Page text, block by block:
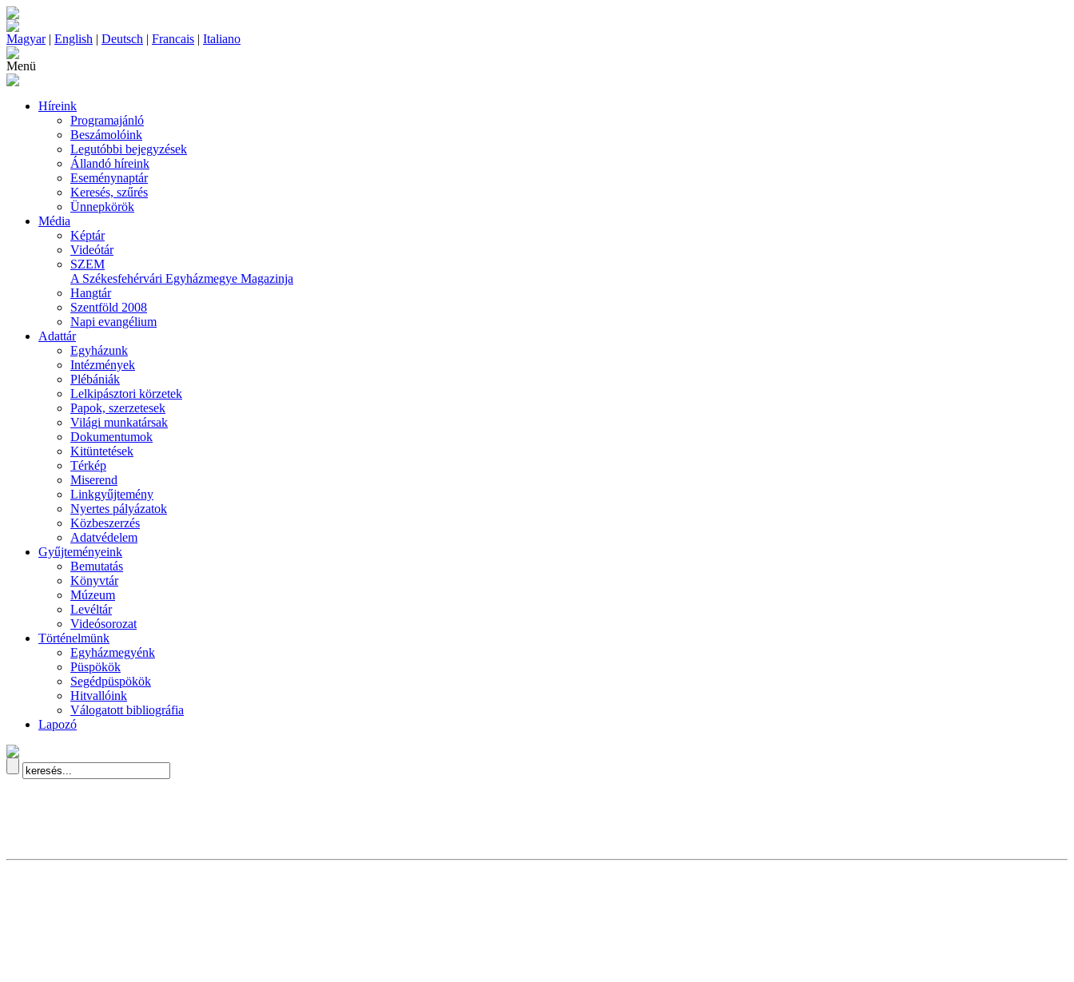
Magyar| English | Deutsch | Francais | Italiano
Menü
Híreink
Programajánló
Beszámolóink
Legutóbbi bejegyzések
Állandó híreink
Eseménynaptár
Keresés, szűrés
Ünnepkörök
Média
Képtár
Videótár
SZEM
A Székesfehérvári Egyházmegye Magazinja
Hangtár
Szentföld 2008
Napi evangélium
Adattár
Egyházunk
Intézmények
Plébániák
Lelkipásztori körzetek
Papok, szerzetesek
Világi munkatársak
Dokumentumok
Kitüntetések
Térkép
Miserend
Linkgyűjtemény
Nyertes pályázatok
Közbeszerzés
Adatvédelem
Gyűjteményeink
Bemutatás
Könyvtár
Múzeum
Levéltár
Videósorozat
Történelmünk
Egyházmegyénk
Püspökök
Segédpüspökök
Hitvallóink
Válogatott bibliográfia
Lapozó